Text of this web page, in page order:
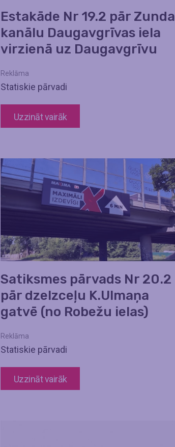
Estakāde Nr 19.2 pār Zunda
kanālu Daugavgrīvas iela
virzienā uz Daugavgrīvu
Reklāma
Statiskie pārvadi
Uzzināt vairāk
Satiksmes pārvads Nr 20.2
pār dzelzceļu K.Ulmaņa
gatvē (no Robežu ielas)
Reklāma
Statiskie pārvadi
Uzzināt vairāk